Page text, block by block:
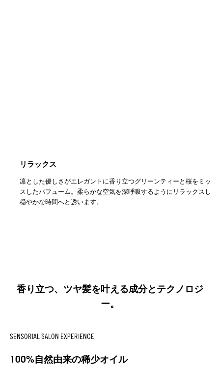
リラックス
凛とした優しさがエレガントに香り立つグリーンティーと桜をミック
スしたパフューム。柔らかな空気を深呼吸するようにリラックスした
穏やかな時間へと誘います。
香り立つ、ツヤ髪を叶える成分とテクノロジ
ー。
SENSORIAL SALON EXPERIENCE
100%自然由来の稀少オイル